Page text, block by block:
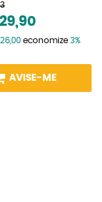
economize 3%
AVISE-ME